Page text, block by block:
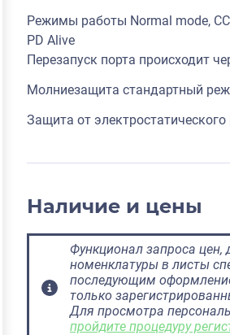
Режимы работы Normal mode,
PD Alive
Перезапуск порта происходит
Молниезащита стандартный
Защита от
Наличие и цены
Функционал запроса цен,
номенклатуры в листы
последующим
только
Для просмотра
пройдите процедуру